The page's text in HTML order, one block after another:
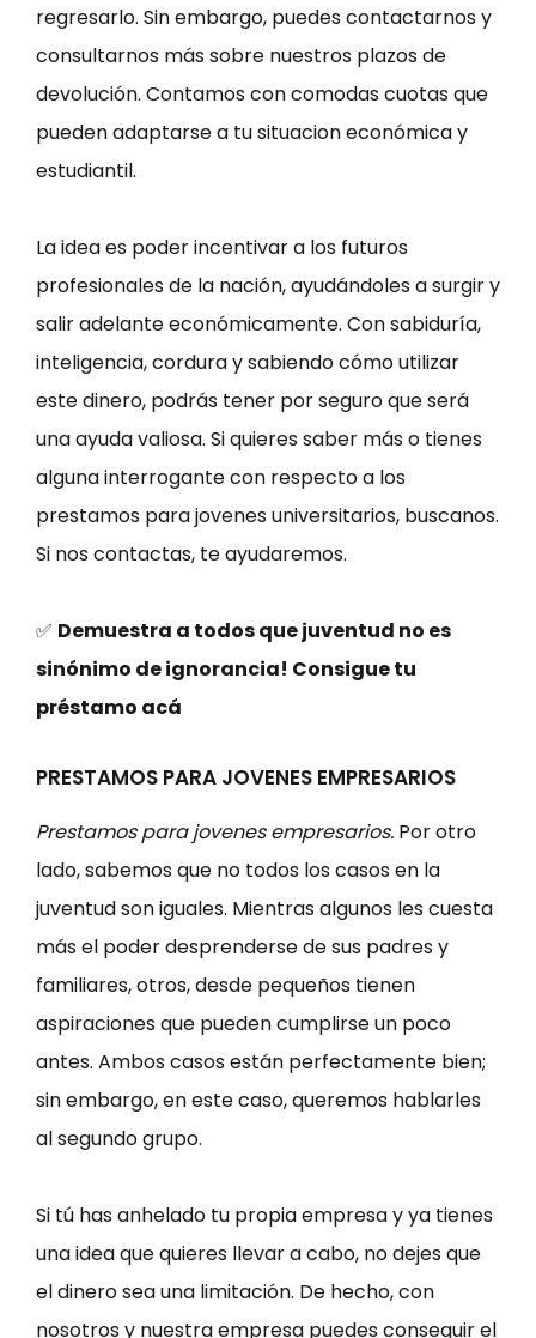
regresarlo. Sin embargo, puedes contactarnos y
consultarnos más sobre nuestros plazos de
devolución. Contamos con comodas cuotas que
pueden adaptarse a tu situacion económica y
estudiantil.
La idea es poder incentivar a los futuros
profesionales de la nación, ayudándoles a surgir y
salir adelante económicamente. Con sabiduría,
inteligencia, cordura y sabiendo cómo utilizar
este dinero, podrás tener por seguro que será
una ayuda valiosa. Si quieres saber más o tienes
alguna interrogante con respecto a los
prestamos para jovenes universitarios, buscanos.
Si nos contactas, te ayudaremos.
✅ Demuestra a todos que juventud no es
sinónimo de ignorancia! Consigue tu
préstamo acá
PRESTAMOS PARA JOVENES EMPRESARIOS
Prestamos para jovenes empresarios. Por otro
lado, sabemos que no todos los casos en la
juventud son iguales. Mientras algunos les cuesta
más el poder desprenderse de sus padres y
familiares, otros, desde pequeños tienen
aspiraciones que pueden cumplirse un poco
antes. Ambos casos están perfectamente bien;
sin embargo, en este caso, queremos hablarles
al segundo grupo.
Si tú has anhelado tu propia empresa y ya tienes
una idea que quieres llevar a cabo, no dejes que
el dinero sea una limitación. De hecho, con
nosotros y nuestra empresa puedes conseguir el